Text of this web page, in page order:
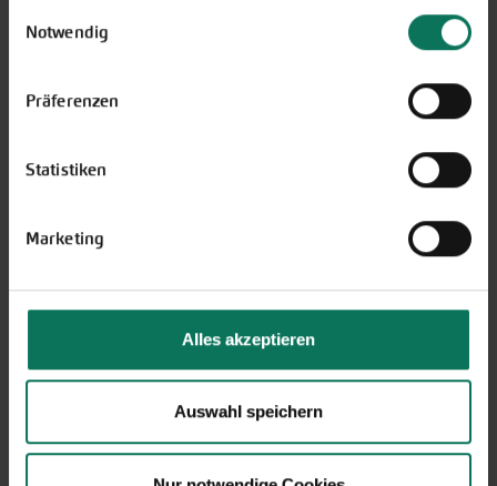
Sie können Ihre Einwilligung unter dem Link Cookie-
Notwendig
Präferenzen
Statistiken
Marketing
Alles akzeptieren
Auswahl speichern
Mit den GARTEN-Nachrichten
erhalten Sie aktuelle Informationen
Ihren Hobbygarten und Balkon.
Gemüse
Pastinaken